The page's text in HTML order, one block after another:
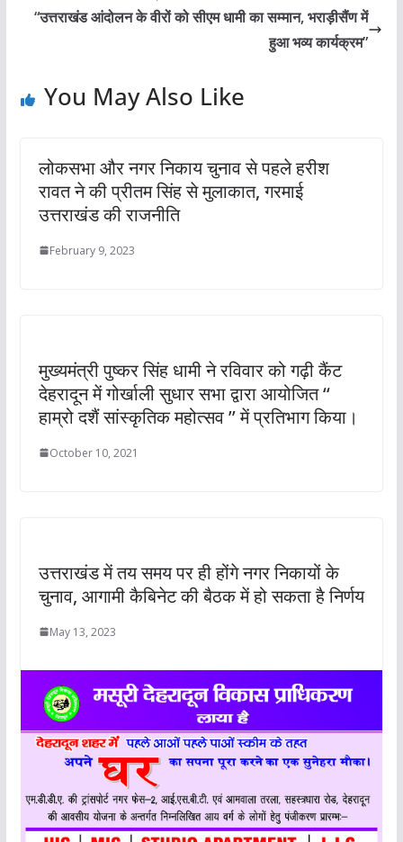
“उत्तराखंड आंदोलन के वीरों को सीएम धामी का सम्मान, भराड़ीसैंण में
हुआ भव्य कार्यक्रम”
You May Also Like
लोकसभा और नगर निकाय चुनाव से पहले हरीश
रावत ने की प्रीतम सिंह से मुलाकात, गरमाई
उत्तराखंड की राजनीति
February 9, 2023
मुख्यमंत्री पुष्कर सिंह धामी ने रविवार को गढ़ी कैंट
देहरादून में गोर्खाली सुधार सभा द्वारा आयोजित ‘‘
हाम्रो दशैं सांस्कृतिक महोत्सव ’’ में प्रतिभाग किया।
October 10, 2021
उत्तराखंड में तय समय पर ही होंगे नगर निकायों के
चुनाव, आगामी कैबिनेट की बैठक में हो सकता है निर्णय
May 13, 2023